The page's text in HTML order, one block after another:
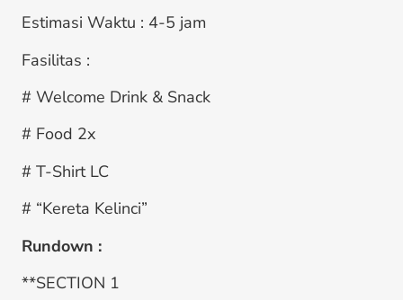
Estimasi Waktu : 4-5 jam
Fasilitas :
# Welcome Drink & Snack
# Food 2x
# T-Shirt LC
# “Kereta Kelinci”
Rundown :
**SECTION 1